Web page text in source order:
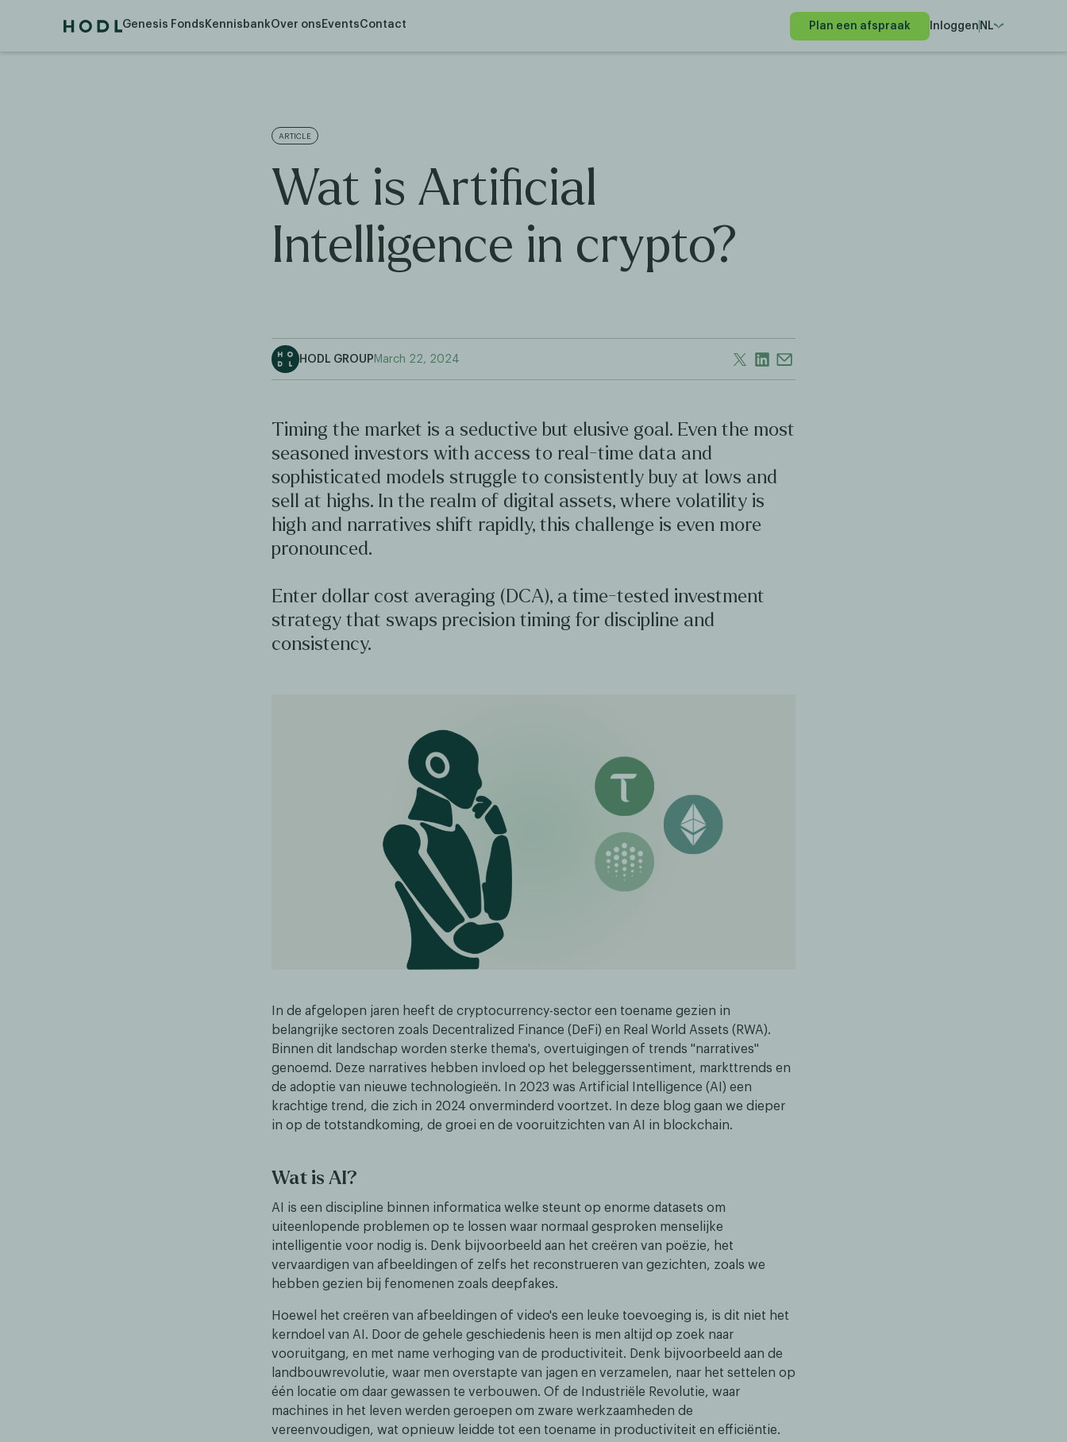
Genesis Fonds KennisbankOver ons EventsContact Plan een afspraak Inloggen NL
ARTICLE
Wat is Artificial
Intelligence in crypto?
HODL GROUP March 22, 2024
Timing the market is a seductive but elusive goal. Even the most
seasoned investors with access to real-time data and
sophisticated models struggle to consistently buy at lows and
sell at highs. In the realm of digital assets, where volatility is
high and narratives shift rapidly, this challenge is even more
pronounced.
Enter dollar cost averaging (DCA), a time-tested investment
strategy that swaps precision timing for discipline and
consistency.
In de afgelopen jaren heeft de cryptocurrency-sector een toename gezien in
belangrijke sectoren zoals Decentralized Finance (DeFi) en Real World Assets (RWA).
Binnen dit landschap worden sterke thema's, overtuigingen of trends "narratives"
genoemd. Deze narratives hebben invloed op het beleggerssentiment, markttrends en
de adoptie van nieuwe technologieën. In 2023 was Artificial Intelligence (AI) een
krachtige trend, die zich in 2024 onverminderd voortzet. In deze blog gaan we dieper
in op de totstandkoming, de groei en de vooruitzichten van AI in blockchain.
Wat is AI?
AI is een discipline binnen informatica welke steunt op enorme datasets om
uiteenlopende problemen op te lossen waar normaal gesproken menselijke
intelligentie voor nodig is. Denk bijvoorbeeld aan het creëren van poëzie, het
vervaardigen van afbeeldingen of zelfs het reconstrueren van gezichten, zoals we
hebben gezien bij fenomenen zoals deepfakes.
Hoewel het creëren van afbeeldingen of video's een leuke toevoeging is, is dit niet het
kerndoel van AI. Door de gehele geschiedenis heen is men altijd op zoek naar
vooruitgang, en met name verhoging van de productiviteit. Denk bijvoorbeeld aan de
landbouwrevolutie, waar men overstapte van jagen en verzamelen, naar het settelen op
één locatie om daar gewassen te verbouwen. Of de Industriële Revolutie, waar
machines in het leven werden geroepen om zware werkzaamheden de
vereenvoudigen, wat opnieuw leidde tot een toename in productiviteit en efficiëntie.